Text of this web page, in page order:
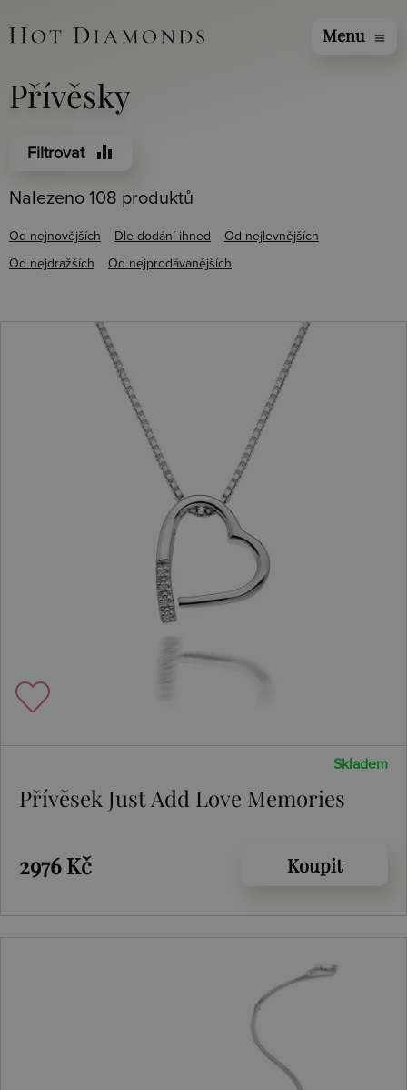
Menu menu
Přívěsky
Filtrovat equalizer
Nalezeno 108 produktů
Od nejnovějších Dle dodání ihned Od nejlevnějších
Od nejdražších Od nejprodávanějších
Skladem
Přívěsek Just Add Love Memories
2976 Kč Koupit